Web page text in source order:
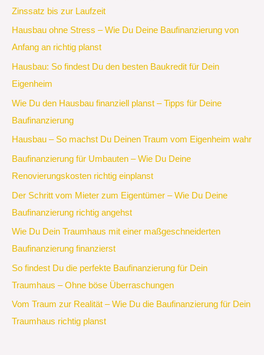
Zinssatz bis zur Laufzeit
Hausbau ohne Stress – Wie Du Deine Baufinanzierung von
Anfang an richtig planst
Hausbau: So findest Du den besten Baukredit für Dein
Eigenheim
Wie Du den Hausbau finanziell planst – Tipps für Deine
Baufinanzierung
Hausbau – So machst Du Deinen Traum vom Eigenheim wahr
Baufinanzierung für Umbauten – Wie Du Deine
Renovierungskosten richtig einplanst
Der Schritt vom Mieter zum Eigentümer – Wie Du Deine
Baufinanzierung richtig angehst
Wie Du Dein Traumhaus mit einer maßgeschneiderten
Baufinanzierung finanzierst
So findest Du die perfekte Baufinanzierung für Dein
Traumhaus – Ohne böse Überraschungen
Vom Traum zur Realität – Wie Du die Baufinanzierung für Dein
Traumhaus richtig planst